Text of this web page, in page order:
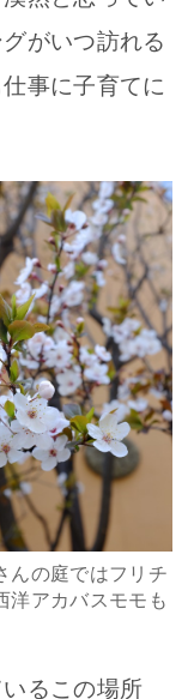
がいつ訪れる
事に子育てに
んの庭ではフリチ
洋アカバスモモも
るこの場所